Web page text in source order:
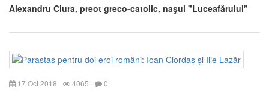
Alexandru Ciura, preot greco-catolic, naşul "Luceafărului"
17 Oct 2018 4065 0